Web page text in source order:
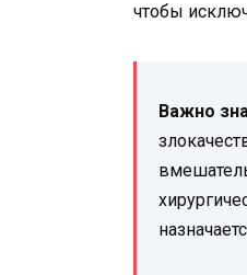
чтобы
Важно